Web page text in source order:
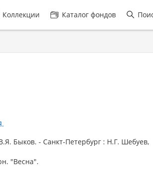
Коллекции Каталог фондов
Быков. - Санкт-Петербург : Н.Г. Шебуев,
"Весна".